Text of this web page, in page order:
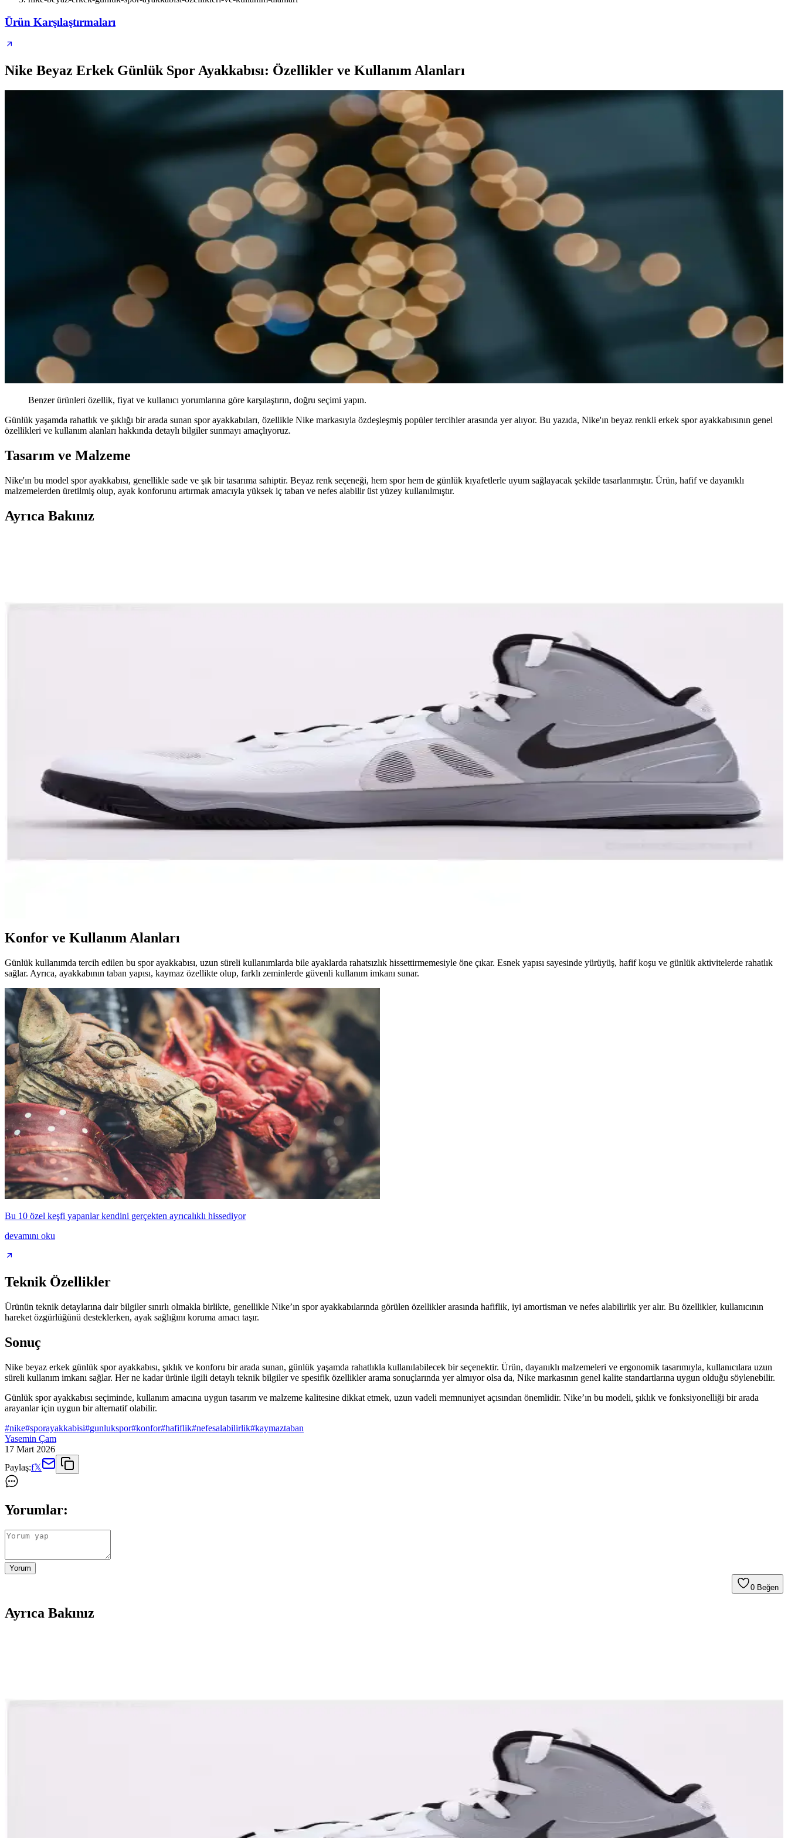
Ürün Karşılaştırmaları
Nike Beyaz Erkek Günlük Spor Ayakkabısı: Özellikler ve Kullanım Alanları
Benzer ürünleri özellik, fiyat ve kullanıcı yorumlarına göre karşılaştırın, doğru seçimi yapın.
Günlük yaşamda rahatlık ve şıklığı bir arada sunan spor ayakkabıları, özellikle Nike markasıyla özdeşleşmiş popüler tercihler arasında yer alıyor. Bu yazıda, Nike'ın beyaz renkli erkek spor ayakkabısının genel
özellikleri ve kullanım alanları hakkında detaylı bilgiler sunmayı amaçlıyoruz.
Tasarım ve Malzeme
Nike'ın bu model spor ayakkabısı, genellikle sade ve şık bir tasarıma sahiptir. Beyaz renk seçeneği, hem spor hem de günlük kıyafetlerle uyum sağlayacak şekilde tasarlanmıştır. Ürün, hafif ve dayanıklı
malzemelerden üretilmiş olup, ayak konforunu artırmak amacıyla yüksek iç taban ve nefes alabilir üst yüzey kullanılmıştır.
Ayrıca Bakınız
Nike'ın şık futura çantası modern tasarımı, dayanıklı malzemeleri ve pratik özellikleriyle günlük kullanımda ideal bir tercih sunar. Geniş iç hacmi ve suya dayanıklı yapısıyla konfor ve şıklık sağlar.
Çocuklar için uygun futbol kramponları, performans ve güvenlik açısından önemlidir. Nike'ın çeşitli modelleri, dayanıklı malzeme ve konfor sağlayarak spor deneyimini artırır.
Nike Air Force 1 Erkek Ayakkabıları: Özellikleri, Tasarımı ve Kullanım Alanları
Nike Air Force 1 erkek ayakkabıları, dayanıklılık ve konforu bir arada sunan ikonik modeldir. Farklı renk ve tasarım seçenekleriyle günlük ve spor kullanıma uygun, popüler bir tercih.
Air Max Plus Erkek Spor Ayakkabıları: Konfor ve Şıklığın Günlük ve Spor Kullanımına Uygun Seçeneği
Nike Air Max Plus erkek spor ayakkabıları, nefes alabilir file üst yüzeyi ve dayanıklı kauçuk tabanı ile hem spor hem de günlük kullanımda konfor ve şıklık sunar.
Nike Beyaz Erkek Günlük Spor Ayakkabısı Özellikleri ve Kullanım Alanları
Konfor ve Kullanım Alanları
Günlük kullanımda tercih edilen bu spor ayakkabısı, uzun süreli kullanımlarda bile ayaklarda rahatsızlık hissettirmemesiyle öne çıkar. Esnek yapısı sayesinde yürüyüş, hafif koşu ve günlük aktivitelerde rahatlık
sağlar. Ayrıca, ayakkabının taban yapısı, kaymaz özellikte olup, farklı zeminlerde güvenli kullanım imkanı sunar.
Bu 10 özel keşfi yapanlar kendini gerçekten ayrıcalıklı hissediyor
devamını oku
Teknik Özellikler
Ürünün teknik detaylarına dair bilgiler sınırlı olmakla birlikte, genellikle Nike’ın spor ayakkabılarında görülen özellikler arasında hafiflik, iyi amortisman ve nefes alabilirlik yer alır. Bu özellikler, kullanıcının
hareket özgürlüğünü desteklerken, ayak sağlığını koruma amacı taşır.
Sonuç
Nike beyaz erkek günlük spor ayakkabısı, şıklık ve konforu bir arada sunan, günlük yaşamda rahatlıkla kullanılabilecek bir seçenektir. Ürün, dayanıklı malzemeleri ve ergonomik tasarımıyla, kullanıcılara uzun
süreli kullanım imkanı sağlar. Her ne kadar ürünle ilgili detaylı teknik bilgiler ve spesifik özellikler arama sonuçlarında yer almıyor olsa da, Nike markasının genel kalite standartlarına uygun olduğu söylenebilir.
Günlük spor ayakkabısı seçiminde, kullanım amacına uygun tasarım ve malzeme kalitesine dikkat etmek, uzun vadeli memnuniyet açısından önemlidir. Nike’ın bu modeli, şıklık ve fonksiyonelliği bir arada
arayanlar için uygun bir alternatif olabilir.
#nike#sporayakkabisi#gunlukspor#konfor#hafiflik#nefesalabilirlik#kaymaztaban
Yasemin Çam
17 Mart 2026
Paylaş:f𝕏
Yorumlar:
Yorum
0 Beğen
Ayrıca Bakınız
Nike'ın şık futura çantası modern tasarımı, dayanıklı malzemeleri ve pratik özellikleriyle günlük kullanımda ideal bir tercih sunar. Geniş iç hacmi ve suya dayanıklı yapısıyla konfor ve şıklık sağlar.
Çocuklar için uygun futbol kramponları, performans ve güvenlik açısından önemlidir. Nike'ın çeşitli modelleri, dayanıklı malzeme ve konfor sağlayarak spor deneyimini artırır.
Nike Air Force 1 Erkek Ayakkabıları: Özellikleri, Tasarımı ve Kullanım Alanları